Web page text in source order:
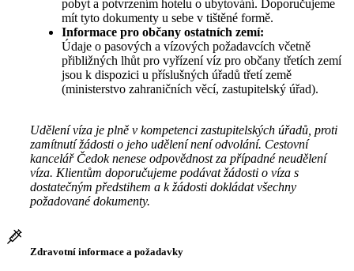
pobyt a potvrzením hotelu o ubytování. Doporučujeme
mít tyto dokumenty u sebe v tištěné formě.
Informace pro občany ostatních zemí:
Údaje o pasových a vízových požadavcích včetně
přibližných lhůt pro vyřízení víz pro občany třetích zemí
jsou k dispozici u příslušných úřadů třetí země
(ministerstvo zahraničních věcí, zastupitelský úřad).
Udělení víza je plně v kompetenci zastupitelských úřadů, proti
zamítnutí žádosti o jeho udělení není odvolání. Cestovní
kancelář Čedok nenese odpovědnost za případné neudělení
víza. Klientům doporučujeme podávat žádosti o víza s
dostatečným předstihem a k žádosti dokládat všechny
požadované dokumenty.
Zdravotní informace a požadavky